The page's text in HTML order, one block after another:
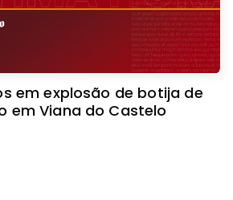
em explosão de botija de
em Viana do Castelo